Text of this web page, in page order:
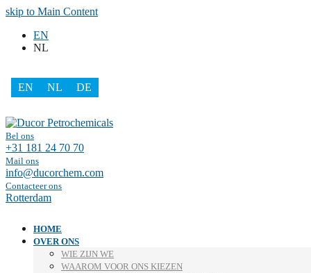
skip to Main Content
EN
NL
EN NL
DE
Bel ons
+31 181 24 70 70
Mail ons
info@ducorchem.com
Contacteer ons
Rotterdam
HOME
OVER ONS
WIE ZIJN WE
WAAROM VOOR ONS KIEZEN